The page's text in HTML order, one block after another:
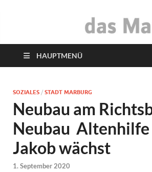
das Marburger.
HAUPTMENÜ
SOZIALES / STADT MARBURG
Neubau am
Neubau Altenhilfe
Jakob wächst
1. September 2020